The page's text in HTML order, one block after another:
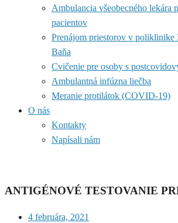
Ambulancia všeobecného lekára
pacientov
Prenájom priestorov v
Baňa
Cvičenie pre osoby s
Ambulantná infúzna liečba
Meranie protilátok (COVID-19)
O nás
Kontakty
Napísali nám
ANTIGÉNOVÉ TESTOVANIE
4 februára, 2021